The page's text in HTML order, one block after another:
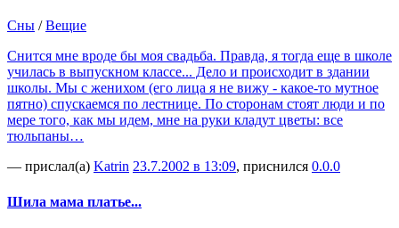
Сны /Вещие
Снится мне вроде бы моя свадьба. Правда, я тогда еще в школе
училась в выпускном классе... Дело и происходит в здании
школы. Мы с женихом (его лица я не вижу - какое-то мутное
пятно) спускаемся по лестнице. По сторонам стоят люди и по
мере того, как мы идем, мне на руки кладут цветы: все
тюльпаны…
— прислал(а) Katrin 23.7.2002 в 13:09, приснился 0.0.0
Шила мама платье...